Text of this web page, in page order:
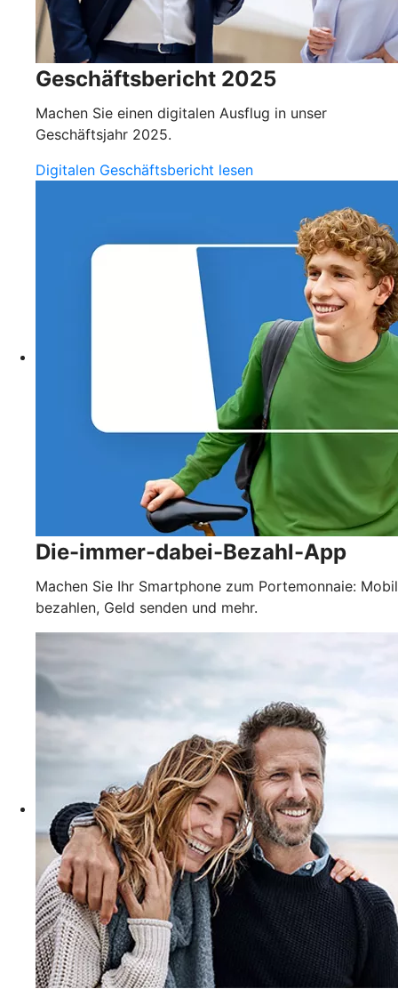
Geschäftsbericht 2025
Machen Sie einen digitalen Ausflug in unser
Geschäftsjahr 2025.
Digitalen Geschäftsbericht lesen
Die-immer-dabei-Bezahl-App
Machen Sie Ihr Smartphone zum Portemonnaie: Mobil
bezahlen, Geld senden und mehr.